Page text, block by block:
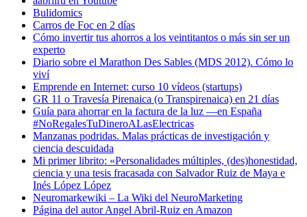
Bulidomics
Carros de Foc en 2 días
Cómo invertir tus ahorros a los veintitantos o más sin ser un
experto
Diario sobre el Marathon Des Sables (MDS 2012). Cómo lo
viví
Emprende en Internet: curso 10 vídeos (startups)
GR 11 o Travesía Pirenaica (o Transpirenaica) en 21 días
Guía para ahorrar en la factura de la luz —en España
#NoRegalesTuDineroALasElectricas
Manzanas podridas. Malas prácticas de investigación y
ciencia descuidada
Mi primer librito: «Personalidades múltiples, (des)honestidad,
ciencia y una tesis fracasada con Salvador Ruiz de Maya e
Inés López López
Neuromarkewiki – La Wiki del NeuroMarketing
Página del autor Angel Abril-Ruiz en Amazon